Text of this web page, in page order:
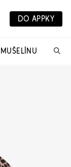
DO APPKY